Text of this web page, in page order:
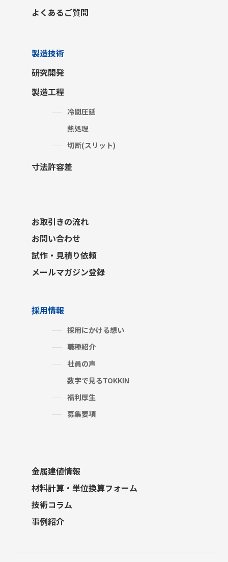
よくあるご質問
製造技術
研究開発
製造工程
冷間圧延
熱処理
切断(スリット)
寸法許容差
お取引きの流れ
お問い合わせ
試作・見積り依頼
メールマガジン登録
採用情報
採用にかける想い
職種紹介
社員の声
数字で見るTOKKIN
福利厚生
募集要項
金属建値情報
材料計算・単位換算フォーム
技術コラム
事例紹介